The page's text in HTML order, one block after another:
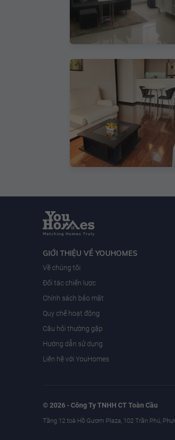
GIỚI THIỆU VỀ YOUHOMES
Về chúng tôi
Đối tác chiến lược
Chính sách bảo mật
Quy chế hoạt động
Câu hỏi thường gặp
Hướng dẫn sử dụng
Liên hệ với YouHomes
© 2026 - Công Ty TNHH CT Toàn Cầu
Tầng 12 toà Hồ Gươm Plaza, 102 Trần Phú,